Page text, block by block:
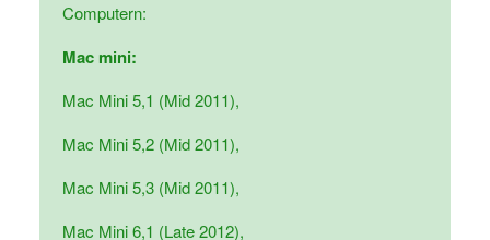
Computern:
Mac mini:
Mac Mini 5,1 (Mid 2011),
Mac Mini 5,2 (Mid 2011),
Mac Mini 5,3 (Mid 2011),
Mac Mini 6,1 (Late 2012),